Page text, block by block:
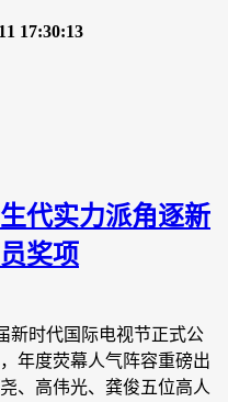
17:30:13
代实力派角逐新
奖项
新时代国际电视节正式公
年度荧幕人气阵容重磅出
、高伟光、龚俊五位高人